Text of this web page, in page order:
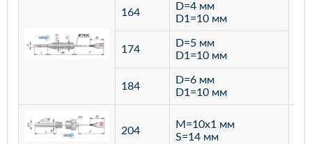
164
D=4 мм
D1=10 мм
174
D=5 мм
D1=10 мм
184
D=6 мм
D1=10 мм
204
M=10х1 мм
S=14 мм